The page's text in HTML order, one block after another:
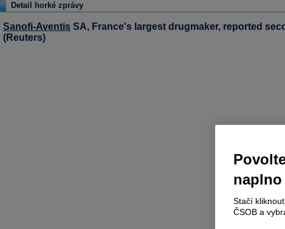
Detail horké zprávy
Sanofi-Aventis SA, France's largest drugmaker, reported
(Reuters)
naplno
Stačí
ČSOB a